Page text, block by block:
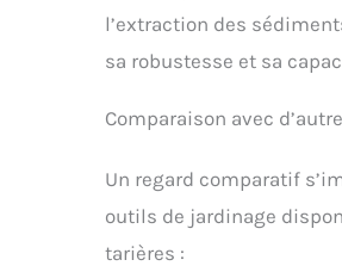
l’extraction des
sa robustesse et sa
Comparaison avec
Un regard comparatif
outils de jardinage
tarières :